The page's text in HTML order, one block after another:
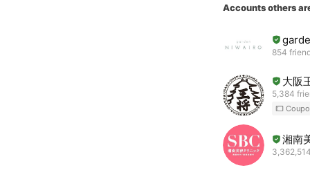
Accounts others
854
大阪
5,384
湘南